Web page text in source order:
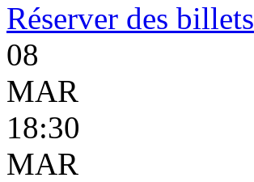
Réserver des billets
08
MAR
18:30
MAR